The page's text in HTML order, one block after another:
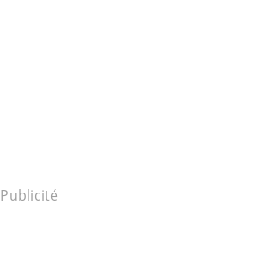
Publicité